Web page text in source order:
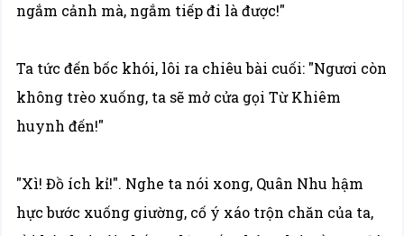
ngắm cảnh mà, ngắm tiếp đi là được!"
Ta tức đến bốc khói, lôi ra chiêu bài cuối: "Ngươi còn
không trèo xuống, ta sẽ mở cửa gọi Từ Khiêm
huynh đến!"
"Xì! Đồ ích kỉ!". Nghe ta nói xong, Quân Nhu hậm
hực bước xuống giường, cố ý xáo trộn chăn của ta,